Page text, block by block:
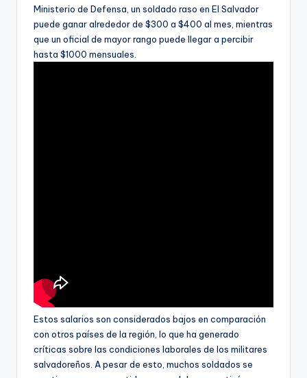
Ministerio de Defensa, un soldado raso en El Salvador
puede ganar alrededor de $300 a $400 al mes, mientras
que un oficial de mayor rango puede llegar a percibir
hasta $1000 mensuales.
Estos salarios son considerados bajos en comparación
con otros países de la región, lo que ha generado
críticas sobre las condiciones laborales de los militares
salvadoreños. A pesar de esto, muchos soldados se